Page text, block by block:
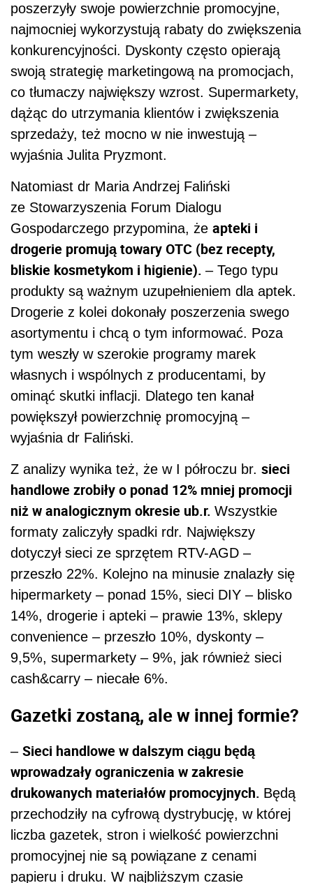
poszerzyły swoje powierzchnie promocyjne,
najmocniej wykorzystują rabaty do zwiększenia
konkurencyjności. Dyskonty często opierają
swoją strategię marketingową na promocjach,
co tłumaczy największy wzrost. Supermarkety,
dążąc do utrzymania klientów i zwiększenia
sprzedaży, też mocno w nie inwestują –
wyjaśnia Julita Pryzmont.
Natomiast dr Maria Andrzej Faliński
ze Stowarzyszenia Forum Dialogu
Gospodarczego przypomina, że apteki i
drogerie promują towary OTC (bez recepty,
bliskie kosmetykom i higienie). – Tego typu
produkty są ważnym uzupełnieniem dla aptek.
Drogerie z kolei dokonały poszerzenia swego
asortymentu i chcą o tym informować. Poza
tym weszły w szerokie programy marek
własnych i wspólnych z producentami, by
ominąć skutki inflacji. Dlatego ten kanał
powiększył powierzchnię promocyjną –
wyjaśnia dr Faliński.
Z analizy wynika też, że w I półroczu br. sieci
handlowe zrobiły o ponad 12% mniej promocji
niż w analogicznym okresie ub.r. Wszystkie
formaty zaliczyły spadki rdr. Największy
dotyczył sieci ze sprzętem RTV-AGD –
przeszło 22%. Kolejno na minusie znalazły się
hipermarkety – ponad 15%, sieci DIY – blisko
14%, drogerie i apteki – prawie 13%, sklepy
convenience – przeszło 10%, dyskonty –
9,5%, supermarkety – 9%, jak również sieci
cash&carry – niecałe 6%.
Gazetki zostaną, ale w innej formie?
– Sieci handlowe w dalszym ciągu będą
wprowadzały ograniczenia w zakresie
drukowanych materiałów promocyjnych. Będą
przechodziły na cyfrową dystrybucję, w której
liczba gazetek, stron i wielkość powierzchni
promocyjnej nie są powiązane z cenami
papieru i druku. W najbliższym czasie